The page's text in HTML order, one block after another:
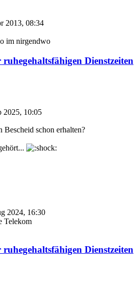
2013, 08:34
im nirgendwo
Dienstzeiten
2025, 10:05
Bescheid schon erhalten?
2024, 16:30
Telekom
Dienstzeiten